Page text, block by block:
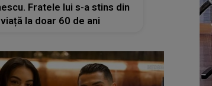
Fratele lui s-a stins din
viață la doar 60 de ani